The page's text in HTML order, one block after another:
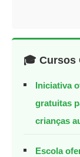
🎓 Cursos
Iniciativa
gratuitas
crianças
Escola